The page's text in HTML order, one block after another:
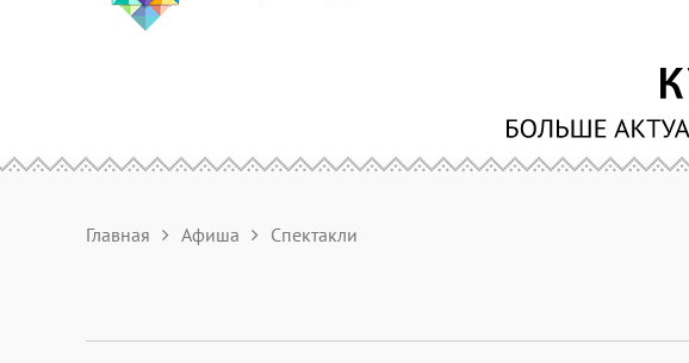
Главная Афиша Спектакли